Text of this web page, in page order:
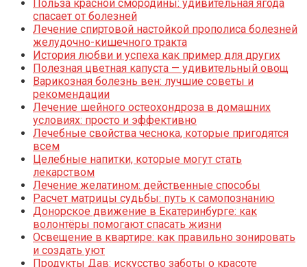
Польза красной смородины: удивительная ягода
спасает от болезней
Лечение спиртовой настойкой прополиса болезней
желудочно-кишечного тракта
История любви и успеха как пример для других
Полезная цветная капуста — удивительный овощ
Варикозная болезнь вен: лучшие советы и
рекомендации
Лечение шейного остеохондроза в домашних
условиях: просто и эффективно
Лечебные свойства чеснока, которые пригодятся
всем
Целебные напитки, которые могут стать
лекарством
Лечение желатином: действенные способы
Расчет матрицы судьбы: путь к самопознанию
Донорское движение в Екатеринбурге: как
волонтёры помогают спасать жизни
Освещение в квартире: как правильно зонировать
и создать уют
Продукты Дав: искусство заботы о красоте